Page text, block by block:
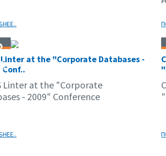
Linter at the "Corporate Databases -
Linter at the "Corporate
- 2009" Conference